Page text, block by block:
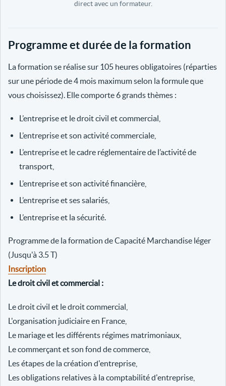
direct avec un formateur.
Programme et durée de la formation
La formation se réalise sur 105 heures obligatoires (réparties
sur une période de 4 mois maximum selon la formule que
vous choisissez). Elle comporte 6 grands thèmes :
L’entreprise et le droit civil et commercial,
L’entreprise et son activité commerciale,
L’entreprise et le cadre réglementaire de l’activité de
transport,
L’entreprise et son activité financière,
L’entreprise et ses salariés,
L’entreprise et la sécurité.
Programme de la formation de Capacité Marchandise léger
(Jusqu'à 3.5 T)
Inscription
Le droit civil et commercial :
Le droit civil et le droit commercial,
L'organisation judiciaire en France,
Le mariage et les différents régimes matrimoniaux,
Le commerçant et son fond de commerce,
Les étapes de la création d'entreprise,
Les obligations relatives à la comptabilité d'entreprise,